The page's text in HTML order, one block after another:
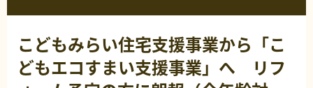
こどもみらい住宅支援事業から「こ
どもエコすまい支援事業」へ リフ